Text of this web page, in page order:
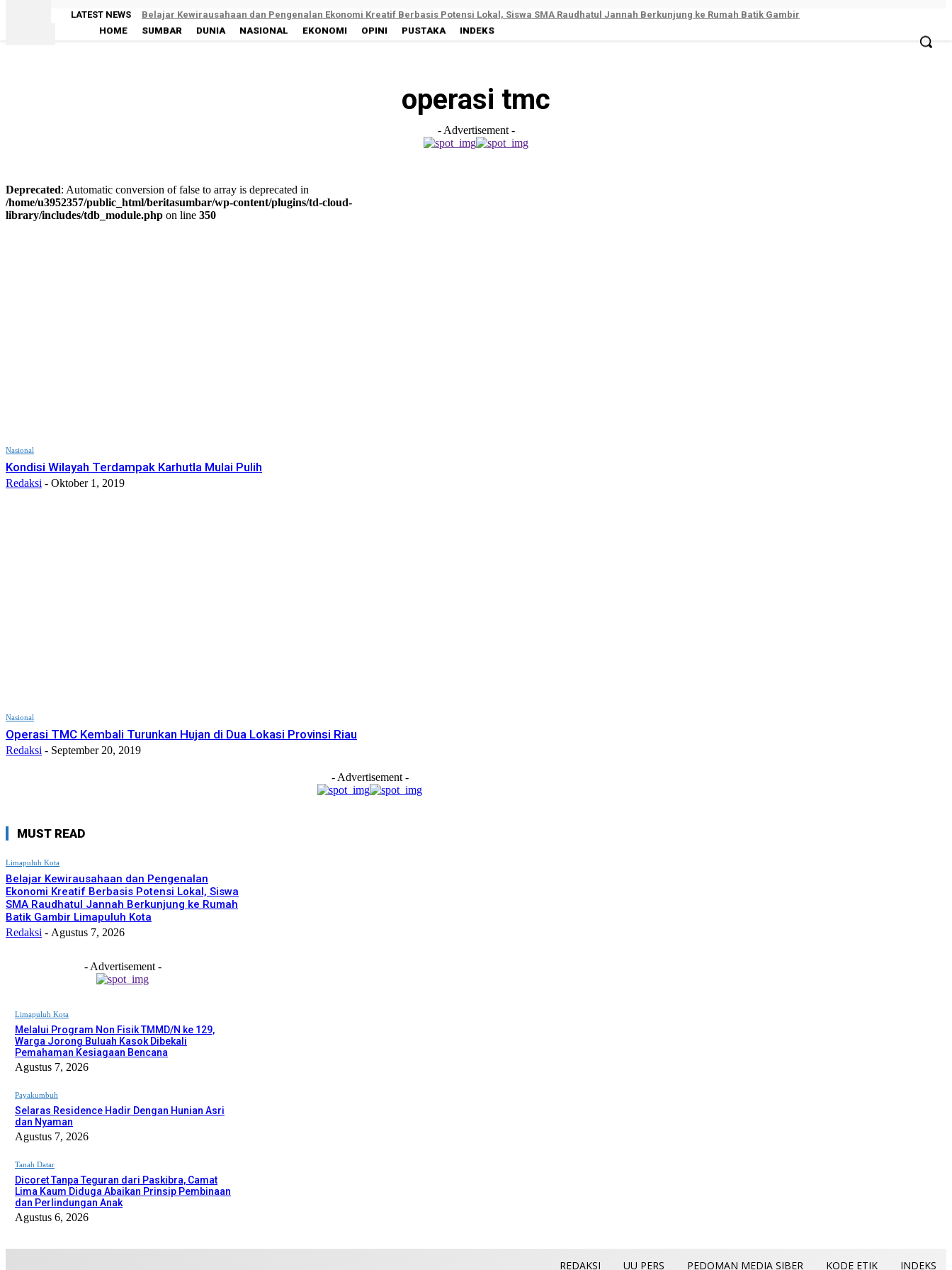
LATEST NEWS
Belajar Kewirausahaan dan Pengenalan Ekonomi Kreatif Berbasis Potensi Lokal, Siswa SMA Raudhatul Jannah Berkunjung ke Rumah Batik Gambir
Limapuluh Kota
HOME SUMBAR DUNIA NASIONAL EKONOMI OPINI PUSTAKA INDEKS
operasi tmc
- Advertisement -
Deprecated: Automatic conversion of false to array is deprecated in
/home/u3952357/public_html/beritasumbar/wp-content/plugins/td-cloud-
library/includes/tdb_module.php on line 350
Nasional
Kondisi Wilayah Terdampak Karhutla Mulai Pulih
Redaksi - Oktober 1, 2019
Nasional
Operasi TMC Kembali Turunkan Hujan di Dua Lokasi Provinsi Riau
Redaksi - September 20, 2019
- Advertisement -
MUST READ
Limapuluh Kota
Belajar Kewirausahaan dan Pengenalan
Ekonomi Kreatif Berbasis Potensi Lokal, Siswa
SMA Raudhatul Jannah Berkunjung ke Rumah
Batik Gambir Limapuluh Kota
Redaksi - Agustus 7, 2026
- Advertisement -
Limapuluh Kota
Melalui Program Non Fisik TMMD/N ke 129,
Warga Jorong Buluah Kasok Dibekali
Pemahaman Kesiagaan Bencana
Agustus 7, 2026
Payakumbuh
Selaras Residence Hadir Dengan Hunian Asri
dan Nyaman
Agustus 7, 2026
Tanah Datar
Dicoret Tanpa Teguran dari Paskibra, Camat
Lima Kaum Diduga Abaikan Prinsip Pembinaan
dan Perlindungan Anak
Agustus 6, 2026
REDAKSI UU PERS PEDOMAN MEDIA SIBER KODE ETIK INDEKS